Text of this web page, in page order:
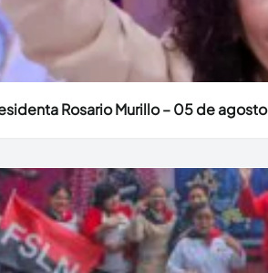
Rosario Murillo – 05 de agosto